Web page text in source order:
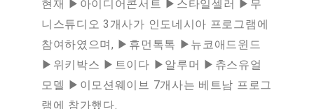
현재 ▶아이디어콘서트 ▶스타일셀러 ▶무
니스튜디오 3개사가 인도네시아 프로그램에
참여하였으며, ▶휴먼톡톡 ▶뉴코애드윈드
▶위키박스 ▶트이다 ▶알루머 ▶츄스유얼
모델 ▶이모션웨이브 7개사는 베트남 프로그
램에 참가했다.